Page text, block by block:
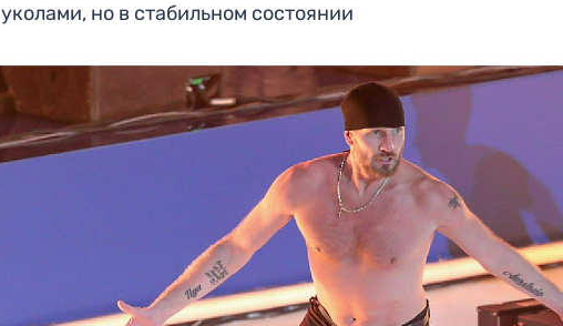
уколами, но в стабильном состоянии